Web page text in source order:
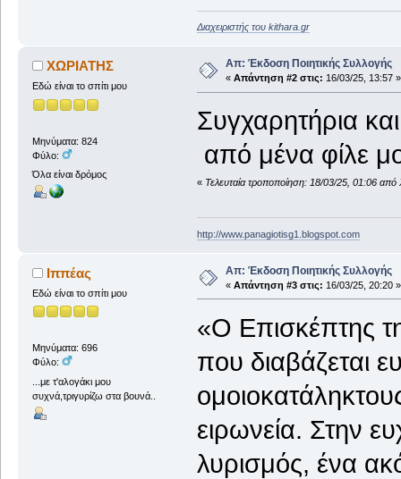
Διαχειριστής του kithara.gr
ΧΩΡΙΑΤΗΣ
Εδώ είναι το σπίτι μου
Μηνύματα: 824
Φύλο:
Όλα είναι δρόμος
Απ: Έκδοση Ποιητικής Συλλογής
« Απάντηση #2 στις: 16/03/25, 13:57 »
Συγχαρητήρια και
από μένα φίλε
« Τελευταία τροποποίηση: 18/03/25, 01:06
http://www.panagiotisg1.blogspot.com
Ιππέας
Εδώ είναι το σπίτι μου
Μηνύματα: 696
Φύλο:
...με τ'αλογάκι μου
συχνά,τριγυρίζω στα βουνά..
Απ: Έκδοση Ποιητικής Συλλογής
« Απάντηση #3 στις: 16/03/25, 20:20 »
«Ο Επισκέπτης
που διαβάζεται
ειρωνεία. Στην
λυρισμός, ένα